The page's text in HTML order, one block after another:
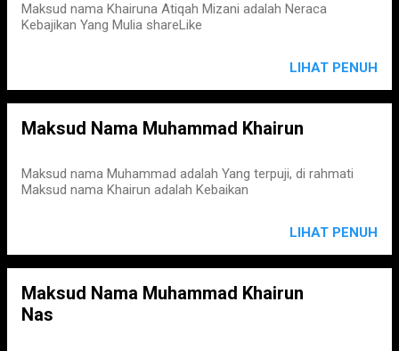
Maksud nama Khairuna Atiqah Mizani adalah Neraca
Kebajikan Yang Mulia shareLike
LIHAT PENUH
Maksud Nama Muhammad Khairun
Maksud nama Muhammad adalah Yang terpuji, di rahmati
Maksud nama Khairun adalah Kebaikan
LIHAT PENUH
Maksud Nama Muhammad Khairun
Nas